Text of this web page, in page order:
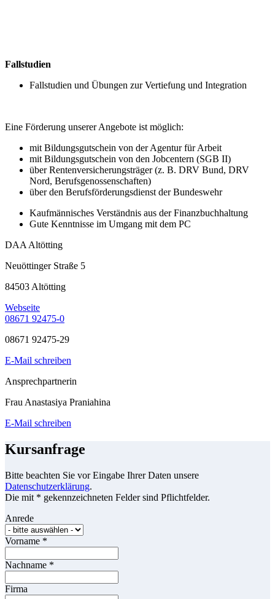
Fallstudien
Fallstudien und Übungen zur Vertiefung und Integration
Eine Förderung unserer Angebote ist möglich:
mit Bildungsgutschein von der Agentur für Arbeit
mit Bildungsgutschein von den Jobcentern (SGB II)
über Rentenversicherungsträger (z. B. DRV Bund, DRV
Nord, Berufsgenossenschaften)
über den Berufsförderungsdienst der Bundeswehr
Kaufmännisches Verständnis aus der Finanzbuchhaltung
Gute Kenntnisse im Umgang mit dem PC
DAA Altötting
Neuöttinger Straße 5
84503 Altötting
Webseite
08671 92475-0
08671 92475-29
E-Mail schreiben
Ansprechpartnerin
Frau Anastasiya Praniahina
E-Mail schreiben
Kursanfrage
Bitte beachten Sie vor Eingabe Ihrer Daten unsere
Datenschutzerklärung.
Die mit * gekennzeichneten Felder sind Pflichtfelder.
Anrede
Vorname *
Nachname *
Firma